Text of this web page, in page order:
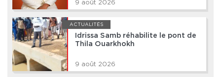
9 août 2026
ACTUALITÉS
Idrissa Samb réhabilite le pont de
Thila Ouarkhokh
9 août 2026